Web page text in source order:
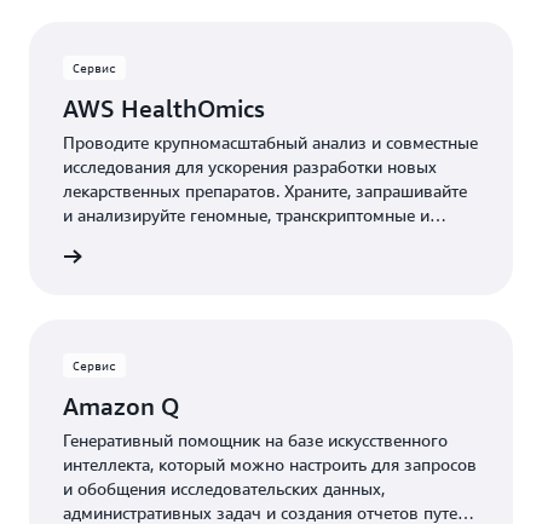
Сервис
AWS HealthOmics
Проводите крупномасштабный анализ и совместные
исследования для ускорения разработки новых
лекарственных препаратов. Храните, запрашивайте
и анализируйте геномные, транскриптомные и
информации.
Сервис
Amazon Q
Генеративный помощник на базе искусственного
интеллекта, который можно настроить для запросов
и обобщения исследовательских данных,
административных задач и создания отчетов путем